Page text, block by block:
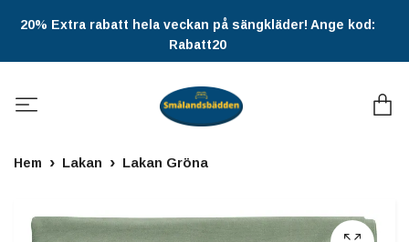
20% Extra rabatt hela veckan på sängkläder! Ange kod:
Rabatt20
Hem Lakan Lakan Gröna